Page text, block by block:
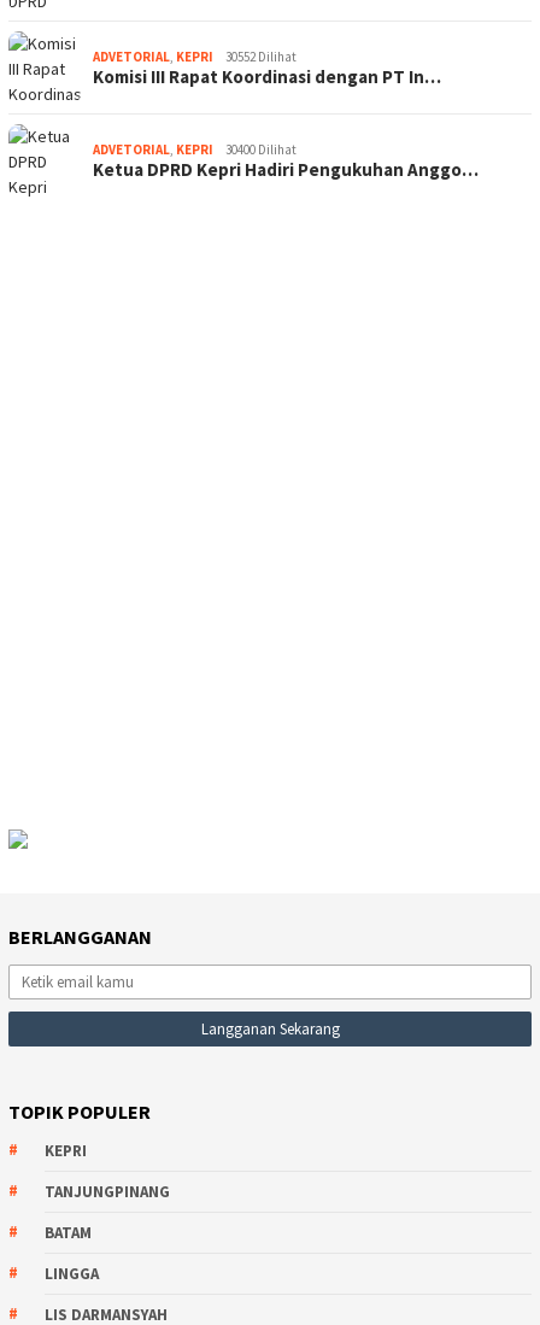
ADVETORIAL, KEPRI 30552 Dilihat
Komisi III Rapat Koordinasi dengan PT In…
ADVETORIAL, KEPRI 30400 Dilihat
Ketua DPRD Kepri Hadiri Pengukuhan Anggo…
BERLANGGANAN
TOPIK POPULER
KEPRI
TANJUNGPINANG
BATAM
LINGGA
LIS DARMANSYAH